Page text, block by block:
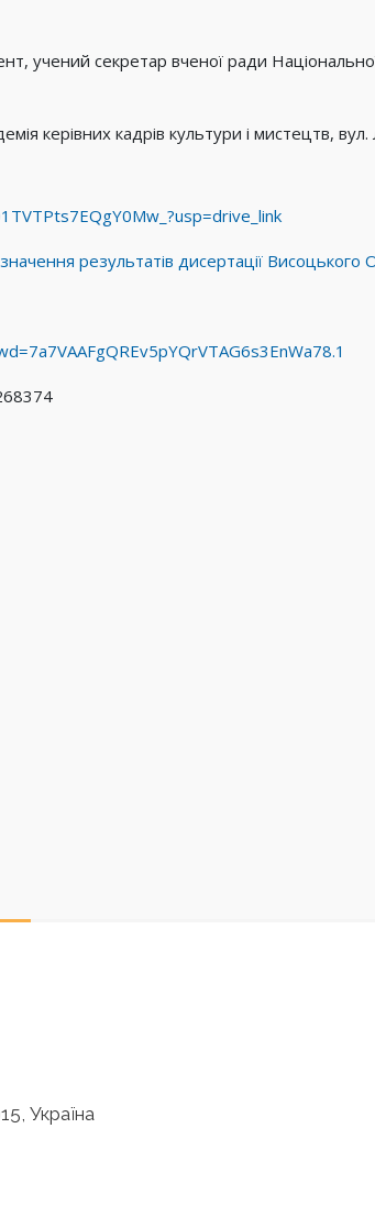
учений секретар вченої ради
керівних кадрів культури і мистецтв,
результатів дисертації Висоцького
Україна